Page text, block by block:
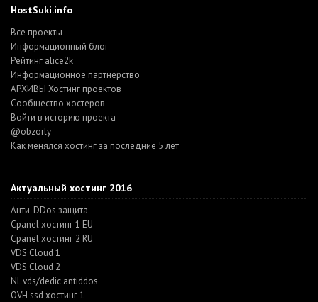
HostSuki.info
Все проекты
Информационный блог
Рейтинг alice2k
Информационное партнерство
АРХИВЫ Хостинг проектов
Cообщество хостеров
Войти в историю проекта
@obzorly
Как менялся хостинг за последние 5 лет
Актуальный хостинг 2016
Анти-DDos защита
Cpanel хостинг 1 EU
Cpanel хостинг 2 RU
VDS Cloud 1
VDS Cloud 2
NL vds/dedic antiddos
OVH ssd хостинг 1